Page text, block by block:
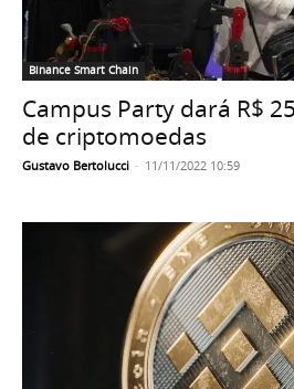
Binance Smart Chain
Campus Party dará R$
de criptomoedas
Gustavo Bertolucci - 11/11/2022 10:59